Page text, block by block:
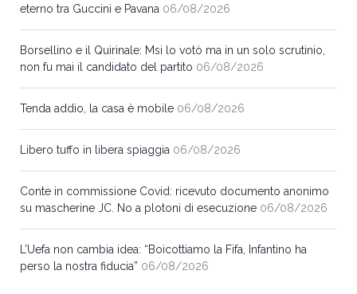
eterno tra Guccini e Pavana 06/08/2026
Borsellino e il Quirinale: Msi lo votò ma in un solo scrutinio,
non fu mai il candidato del partito 06/08/2026
Tenda addio, la casa è mobile 06/08/2026
Libero tuffo in libera spiaggia 06/08/2026
Conte in commissione Covid: ricevuto documento anonimo
su mascherine JC. No a plotoni di esecuzione 06/08/2026
L’Uefa non cambia idea: “Boicottiamo la Fifa, Infantino ha
perso la nostra fiducia” 06/08/2026